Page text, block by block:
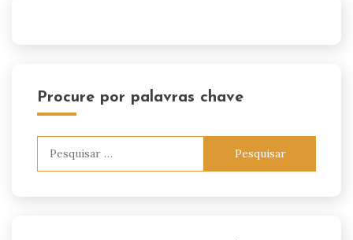
Procure por palavras chave